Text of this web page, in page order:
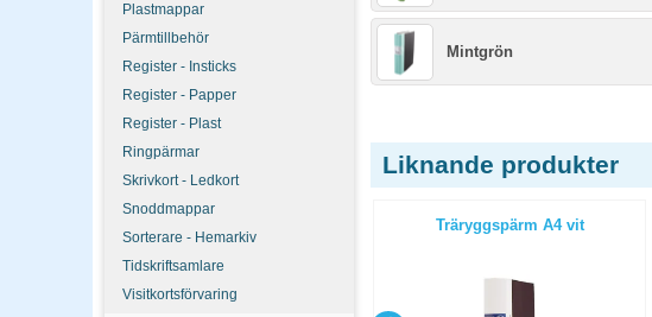
Plastmappar
Pärmtillbehör
Register - Insticks
Register - Papper
Register - Plast
Ringpärmar
Skrivkort - Ledkort
Snoddmappar
Sorterare - Hemarkiv
Tidskriftsamlare
Visitkortsförvaring
Mintgrön
Liknande produkter
Träryggspärm A4 vit